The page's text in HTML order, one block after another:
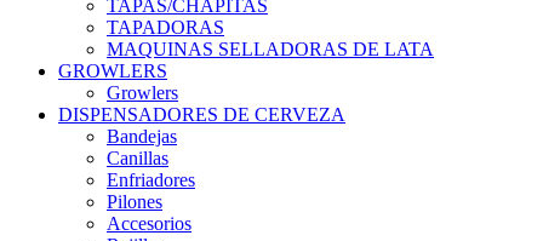
TAPAS/CHAPITAS
TAPADORAS
MAQUINAS SELLADORAS DE LATA
GROWLERS
Growlers
DISPENSADORES DE CERVEZA
Bandejas
Canillas
Enfriadores
Pilones
Accesorios